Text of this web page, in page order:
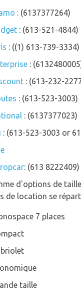
: (6137377264)
: (613-521-4844)
: ((1) 613-739-3334)
:
: (613-232-
: (613-523-3003)
: (6137377023)
: (613-523-3003 or
: (613 8222409)
d'options de
de location se
7 places
taille